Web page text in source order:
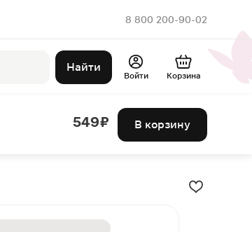
8 800 200-90-02
Найти
Войти Корзина
549 ₽ В корзину